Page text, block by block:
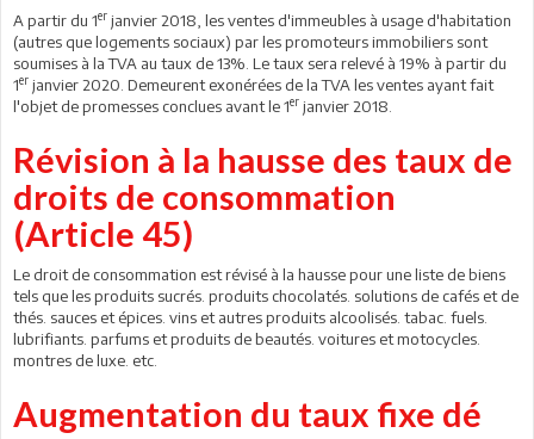
A partir du 1er janvier 2018, les ventes d'immeubles à usage d'habitation
(autres que logements sociaux) par les promoteurs immobiliers sont
soumises à la TVA au taux de 13%. Le taux sera relevé à 19% à partir du
1er janvier 2020. Demeurent exonérées de la TVA les ventes ayant fait
l'objet de promesses conclues avant le 1er janvier 2018.
Révision à la hausse des taux de
droits de consommation
(Article 45)
Le droit de consommation est révisé à la hausse pour une liste de biens
tels que les produits sucrés. produits chocolatés. solutions de cafés et de
thés. sauces et épices. vins et autres produits alcoolisés. tabac. fuels.
lubrifiants. parfums et produits de beautés. voitures et motocycles.
montres de luxe. etc.
Augmentation du taux fixe dé